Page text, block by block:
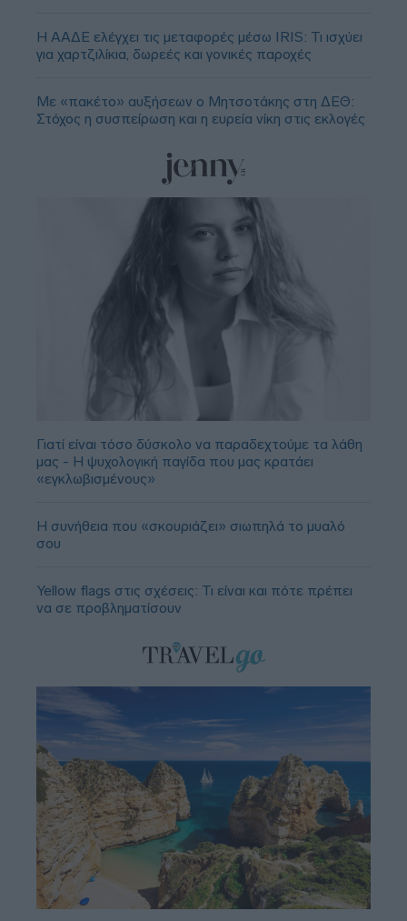
Η ΑΑΔΕ ελέγχει τις μεταφορές μέσω IRIS: Τι ισχύει
για χαρτζιλίκια, δωρεές και γονικές παροχές
Με «πακέτο» αυξήσεων ο Μητσοτάκης στη ΔΕΘ:
Στόχος η συσπείρωση και η ευρεία νίκη στις εκλογές
Γιατί είναι τόσο δύσκολο να παραδεχτούμε τα λάθη
μας - Η ψυχολογική παγίδα που μας κρατάει
«εγκλωβισμένους»
Η συνήθεια που «σκουριάζει» σιωπηλά το μυαλό
σου
Yellow flags στις σχέσεις: Τι είναι και πότε πρέπει
να σε προβληματίσουν